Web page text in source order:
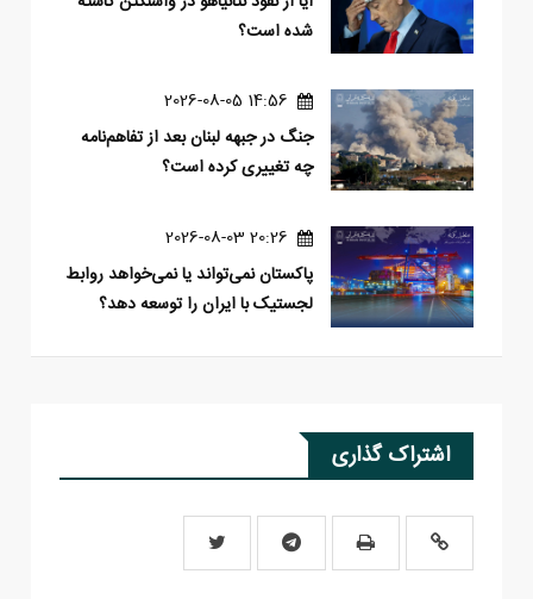
شده است؟
14:56 2026-08-05
جنگ در جبهه لبنان بعد از تفاهم‌نامه
چه تغییری کرده است؟
20:26 2026-08-03
پاکستان نمی‌تواند یا نمی‌خواهد روابط
لجستیک با ایران را توسعه دهد؟
اشتراک گذاری